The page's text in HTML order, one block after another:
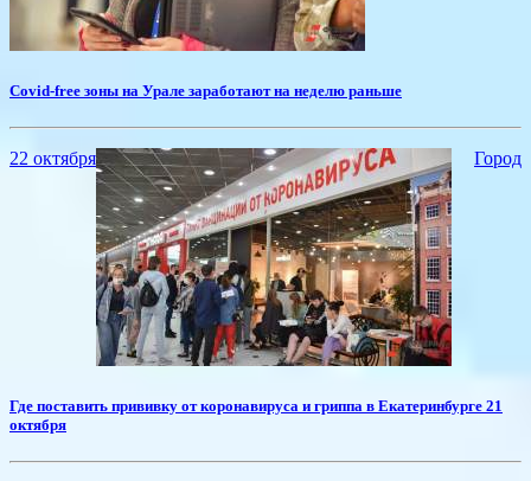
Covid-free зоны на Урале заработают на неделю раньше
22 октября Город
​Где поставить прививку от коронавируса и гриппа в Екатеринбурге 21
октября